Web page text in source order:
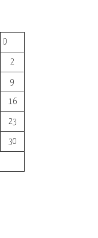
D
2
9
16
23
30